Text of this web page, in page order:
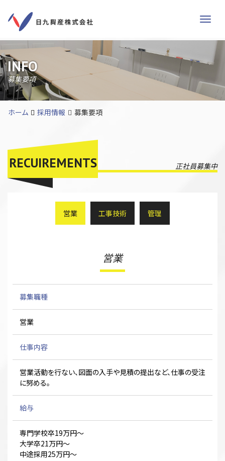
INFO
募集要項
ホーム 採用情報 募集要項
RECUIREMENTS 正社員募集中
営業 工事技術 管理
営業
募集職種
営業
仕事内容
営業活動を行ない、図面の入手や見積の提出など、仕事の受注
に努める。
給与
専門学校卒19万円～
大学卒21万円～
中途採用25万円～